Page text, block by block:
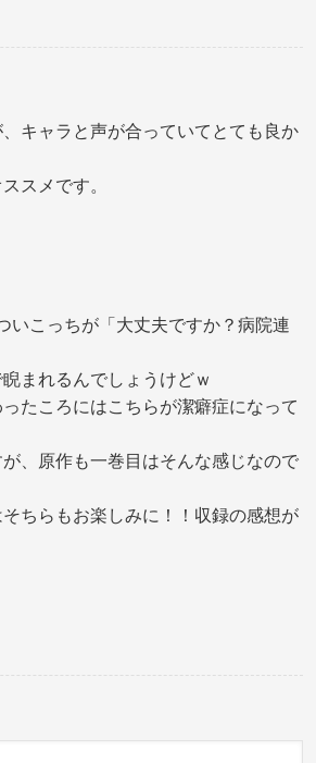
キャラと声が合っていてとても良か
スメです。
いこっちが「大丈夫ですか？病院連
まれるんでしょうけどｗ
たころにはこちらが潔癖症になって
、原作も一巻目はそんな感じなので
ちらもお楽しみに！！収録の感想が